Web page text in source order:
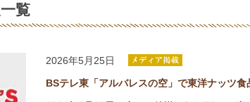
覧
2026年5月25日
BSテレ東「アルバレスの空」で東洋ナッツ食